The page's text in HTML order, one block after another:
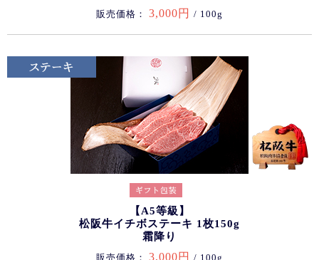
販売価格： 3,000円 / 100g
【A5等級】
松阪牛イチボステーキ 1枚150g
霜降り
販売価格： 3,000円 / 100g